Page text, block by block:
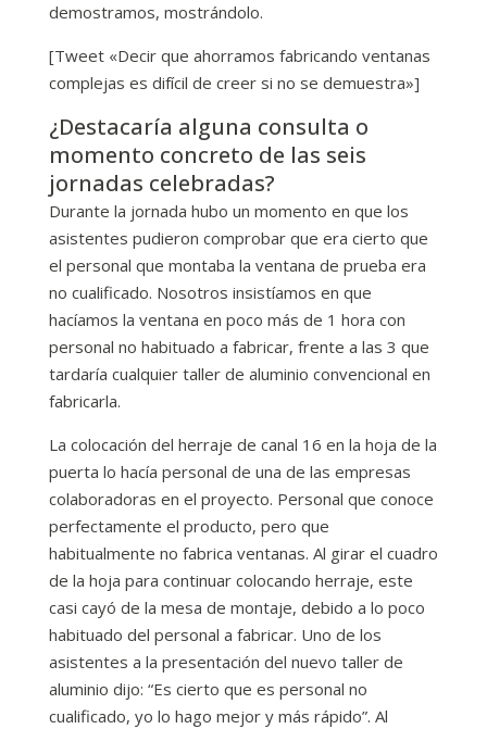
demostramos, mostrándolo.
[Tweet «Decir que ahorramos fabricando ventanas
complejas es difícil de creer si no se demuestra»]
¿Destacaría alguna consulta o
momento concreto de las seis
jornadas celebradas?
Durante la jornada hubo un momento en que los
asistentes pudieron comprobar que era cierto que
el personal que montaba la ventana de prueba era
no cualificado. Nosotros insistíamos en que
hacíamos la ventana en poco más de 1 hora con
personal no habituado a fabricar, frente a las 3 que
tardaría cualquier taller de aluminio convencional en
fabricarla.
La colocación del herraje de canal 16 en la hoja de la
puerta lo hacía personal de una de las empresas
colaboradoras en el proyecto. Personal que conoce
perfectamente el producto, pero que
habitualmente no fabrica ventanas. Al girar el cuadro
de la hoja para continuar colocando herraje, este
casi cayó de la mesa de montaje, debido a lo poco
habituado del personal a fabricar. Uno de los
asistentes a la presentación del nuevo taller de
aluminio dijo: “Es cierto que es personal no
cualificado, yo lo hago mejor y más rápido”. Al